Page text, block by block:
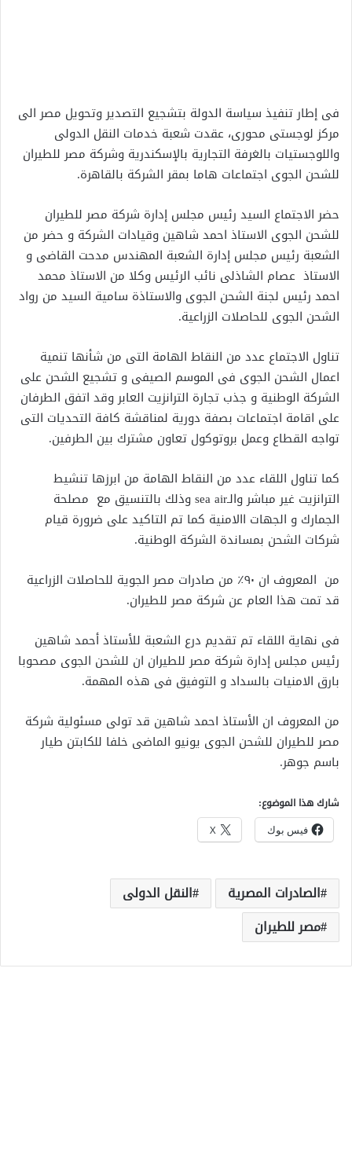
فى إطار تنفيذ سياسة الدولة بتشجيع التصدير وتحويل مصر الى
مركز لوجستى محورى، عقدت شعبة خدمات النقل الدولى
واللوجستيات بالغرفة التجارية بالإسكندرية وشركة مصر للطيران
للشحن الجوى اجتماعات هاما بمقر الشركة بالقاهرة.
حضر الاجتماع السيد رئيس مجلس إدارة شركة مصر للطيران
للشحن الجوى الاستاذ احمد شاهين وقيادات الشركة و حضر من
الشعبة رئيس مجلس إدارة الشعبة المهندس مدحت القاضى و
الاستاذ عصام الشاذلى نائب الرئيس وكلا من الاستاذ محمد
احمد رئيس لجنة الشحن الجوى والاستاذة سامية السيد من رواد
الشحن الجوى للحاصلات الزراعية.
تناول الاجتماع عدد من النقاط الهامة التى من شأنها تنمية
اعمال الشحن الجوى فى الموسم الصيفى و تشجيع الشحن على
الشركة الوطنية و جذب تجارة الترانزيت العابر وقد اتفق الطرفان
على اقامة اجتماعات بصفة دورية لمناقشة كافة التحديات التى
تواجه القطاع وعمل بروتوكول تعاون مشترك بين الطرفين.
كما تناول اللقاء عدد من النقاط الهامة من ابرزها تنشيط
الترانزيت غير مباشر والـsea air وذلك بالتنسيق مع مصلحة
الجمارك و الجهات االامنية كما تم التاكيد على ضرورة قيام
شركات الشحن بمساندة الشركة الوطنية.
من المعروف ان ٩٠٪؜ من صادرات مصر الجوية للحاصلات الزراعية
قد تمت هذا العام عن شركة مصر للطيران.
فى نهاية اللقاء تم تقديم درع الشعبة للأستاذ أحمد شاهين
رئيس مجلس إدارة شركة مصر للطيران ان للشحن الجوى مصحوبا
بارق الامنيات بالسداد و التوفيق فى هذه المهمة.
من المعروف ان الأستاذ احمد شاهين قد تولى مسئولية شركة
مصر للطيران للشحن الجوى يونيو الماضى خلفا للكابتن طيار
باسم جوهر.
شارك هذا الموضوع:
فيس بوك X
الصادرات المصرية
النقل الدولى
مصر للطيران